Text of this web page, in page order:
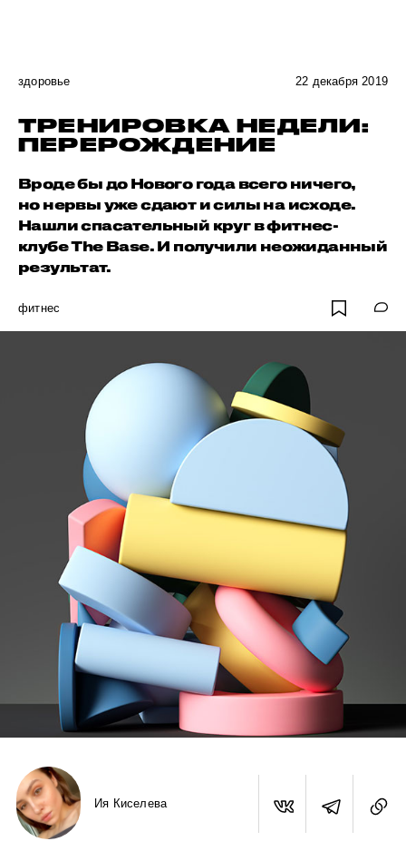
здоровье 22 декабря 2019
ТРЕНИРОВКА НЕДЕЛИ:
ПЕРЕРОЖДЕНИЕ
Вроде бы до Нового года всего ничего,
но нервы уже сдают и силы на исходе.
Нашли спасательный круг в фитнес-
клубе The Base. И получили неожиданный
результат.
фитнес
Ия Киселева